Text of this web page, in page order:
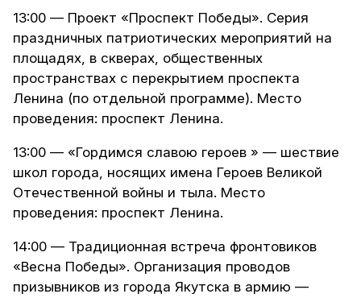
13:00 — Проект «Проспект Победы». Серия
праздничных патриотических мероприятий на
площадях, в скверах, общественных
пространствах с перекрытием проспекта
Ленина (по отдельной программе). Место
проведения: проспект Ленина.
13:00 — «Гордимся славою героев » — шествие
школ города, носящих имена Героев Великой
Отечественной войны и тыла. Место
проведения: проспект Ленина.
14:00 — Традиционная встреча фронтовиков
«Весна Победы». Организация проводов
призывников из города Якутска в армию —